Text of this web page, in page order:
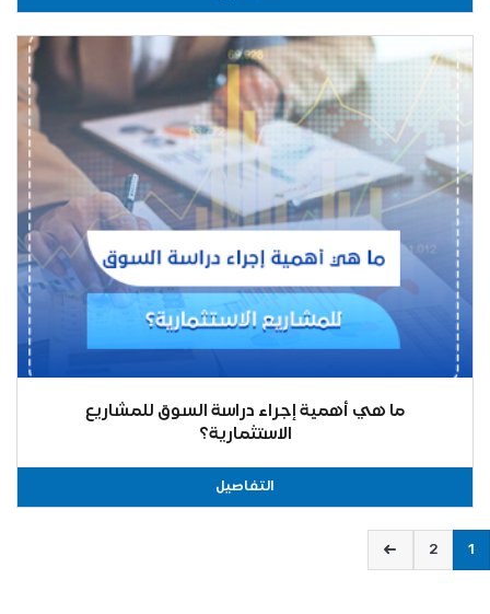
ما هي أهمية إجراء دراسة السوق للمشاريع
الاستثمارية؟
التفاصيل
1
2